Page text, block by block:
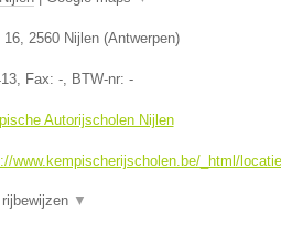
16, 2560 Nijlen(Antwerpen)
, Fax: -, BTW-nr: -
Autorijscholen Nijlen
www.kempischerijscholen.be/_html/
▼